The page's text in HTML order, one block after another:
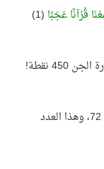
قُرْآنًا عَجَبًا (1)
نقطة!
ولا تنسوا أن سورة الجن ترتيبها في المصحف رقم 72، وهذا العدد